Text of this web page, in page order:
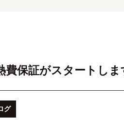
費保証がスタートし
グ